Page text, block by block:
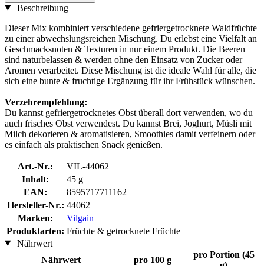
Beschreibung
Dieser Mix kombiniert verschiedene gefriergetrocknete Waldfrüchte
zu einer abwechslungsreichen Mischung. Du erlebst eine Vielfalt an
Geschmacksnoten & Texturen in nur einem Produkt. Die Beeren
sind naturbelassen & werden ohne den Einsatz von Zucker oder
Aromen verarbeitet. Diese Mischung ist die ideale Wahl für alle, die
sich eine bunte & fruchtige Ergänzung für ihr Frühstück wünschen.
Verzehrempfehlung:
Du kannst gefriergetrocknetes Obst überall dort verwenden, wo du
auch frisches Obst verwendest. Du kannst Brei, Joghurt, Müsli mit
Milch dekorieren & aromatisieren, Smoothies damit verfeinern oder
es einfach als praktischen Snack genießen.
Art.-Nr.:
VIL-44062
Inhalt:
45 g
EAN:
8595717711162
Hersteller-Nr.: 44062
Marken:
Vilgain
Produktarten: Früchte & getrocknete Früchte
Nährwert
Nährwert
pro 100 g
pro Portion (45